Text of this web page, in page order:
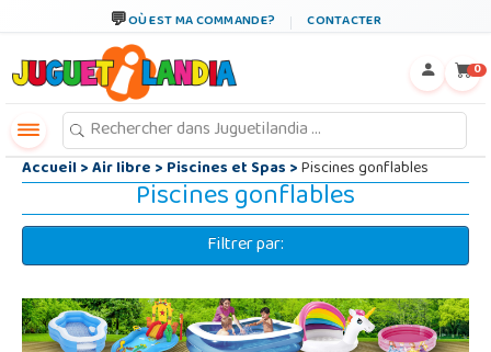
OÙ EST MA COMMANDE? CONTACTER
0
Accueil>Air libre>Piscines et Spas>Piscines gonflables
Piscines gonflables
Filtrer par: